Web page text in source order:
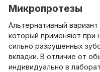
Микропротезы
Альтернативный
который применяют при
сильно разрушенных
вкладки. В отличие от
индивидуально в